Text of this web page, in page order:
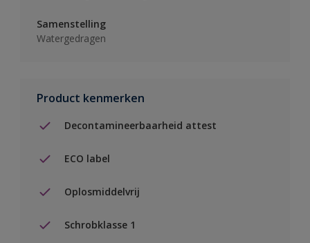
Samenstelling
Watergedragen
Product kenmerken
Decontamineerbaarheid attest
ECO label
Oplosmiddelvrij
Schrobklasse 1